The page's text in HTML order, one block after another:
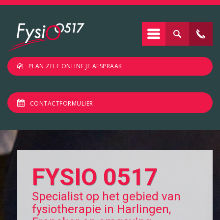
PLAN ZELF ONLINE JE AFSPRAAK
CONTACTFORMULIER
FYSIO 0517
Specialist op het gebied van
fysiotherapie in Harlingen,